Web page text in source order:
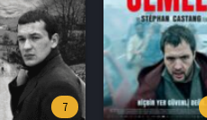
6.6